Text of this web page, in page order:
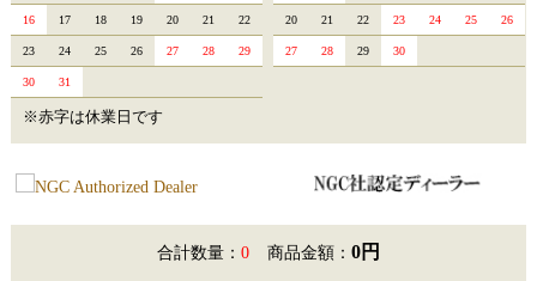
16 17 18 19 20 21 22
23 24 25 26 27 28 29
30 31
20 21 22 23 24 25 26
27 28 29 30
※赤字は休業日です
合計数量： 0 商品金額： 0円